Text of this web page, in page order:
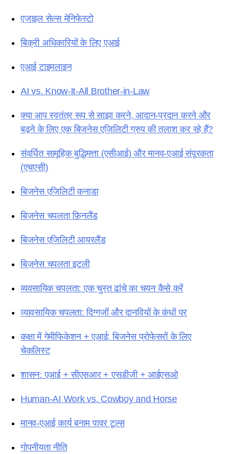
एजाइल सेल्स मेनिफेस्टो
बिक्री अधिकारियों के लिए एआई
एआई टाइमलाइन
AI vs. Know-It-All Brother-in-Law
क्या आप स्वतंत्र रूप से साझा करने, आदान-प्रदान करने और
बढ़ने के लिए एक बिजनेस एजिलिटी ग्रुप की तलाश कर रहे हैं?
संवर्धित सामूहिक बुद्धिमत्ता (एसीआई) और मानव-एआई संपूरकता
(एचएसी)
बिजनेस एजिलिटी कनाडा
बिज़नेस चपलता फ़िनलैंड
बिजनेस एजिलिटी आयरलैंड
बिज़नेस चपलता इटली
व्यवसायिक चपलता: एक चुस्त ढांचे का चयन कैसे करें
व्यावसायिक चपलता: दिग्गजों और दानवियों के कंधों पर
कक्षा में गेमीफिकेशन + एआई: बिजनेस प्रोफेसरों के लिए
चेकलिस्ट
शासन: एआई + सीएसआर + एसडीजी + आईएसओ
Human-AI Work vs. Cowboy and Horse
मानव-एआई कार्य बनाम पावर टूल्स
गोपनीयता नीति